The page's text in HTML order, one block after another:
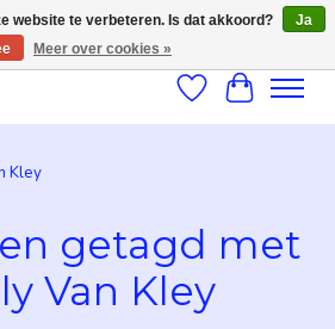
Verlanglijst
Kley
getagd met
Van Kley
website te verbeteren. Is dat akkoord?
Ja
Meer over cookies »